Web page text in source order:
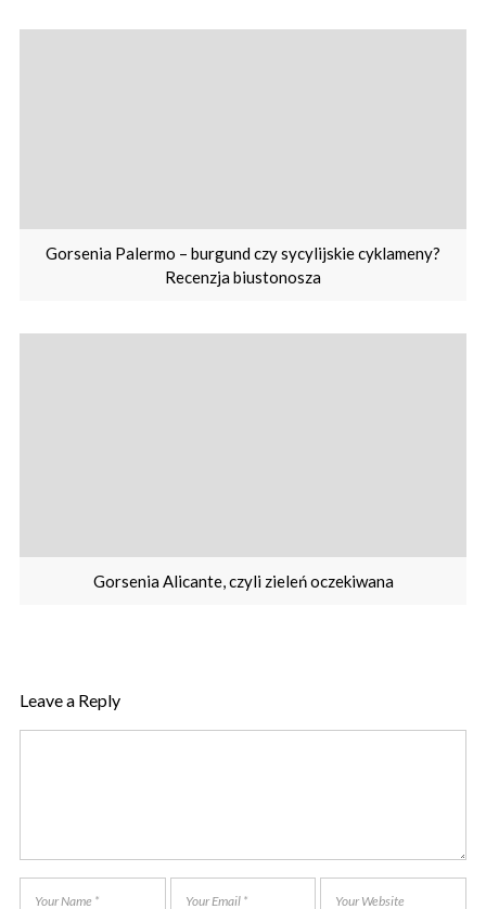
Gorsenia Palermo – burgund czy sycylijskie cyklameny?
Recenzja biustonosza
Gorsenia Alicante, czyli zieleń oczekiwana
Leave a Reply